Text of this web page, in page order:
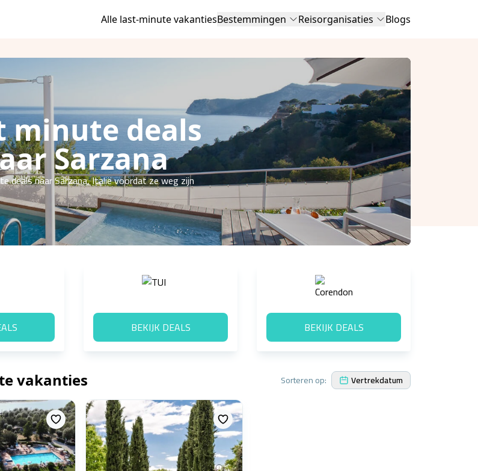
Alle last-minute vakantiesBestemmingen Reisorganisaties Blogs
minute deals
Sarzana
deals naar Sarzana, Italië voordat ze weg zijn
BEKIJK DEALS BEKIJK DEALS
vakanties Sorteren op: Vertrekdatum